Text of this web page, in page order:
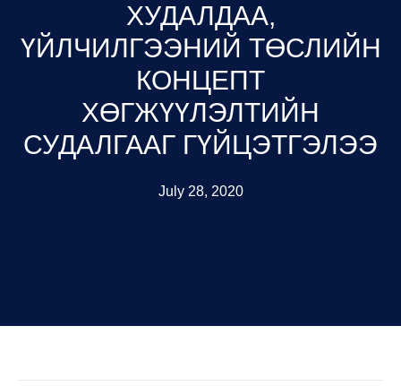
ХУДАЛДАА,
ҮЙЛЧИЛГЭЭНИЙ ТӨСЛИЙН
КОНЦЕПТ
ХӨГЖҮҮЛЭЛТИЙН
СУДАЛГААГ ГҮЙЦЭТГЭЛЭЭ
July 28, 2020